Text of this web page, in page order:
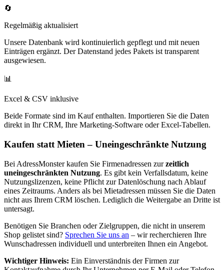
🔄
Regelmäßig aktualisiert
Unsere Datenbank wird kontinuierlich gepflegt und mit neuen
Einträgen ergänzt. Der Datenstand jedes Pakets ist transparent
ausgewiesen.
📊
Excel & CSV inklusive
Beide Formate sind im Kauf enthalten. Importieren Sie die Daten
direkt in Ihr CRM, Ihre Marketing-Software oder Excel-Tabellen.
Kaufen statt Mieten – Uneingeschränkte Nutzung
Bei AdressMonster kaufen Sie Firmenadressen zur zeitlich
uneingeschränkten Nutzung. Es gibt kein Verfallsdatum, keine
Nutzungslizenzen, keine Pflicht zur Datenlöschung nach Ablauf
eines Zeitraums. Anders als bei Mietadressen müssen Sie die Daten
nicht aus Ihrem CRM löschen. Lediglich die Weitergabe an Dritte ist
untersagt.
Benötigen Sie Branchen oder Zielgruppen, die nicht in unserem
Shop gelistet sind? Sprechen Sie uns an – wir recherchieren Ihre
Wunschadressen individuell und unterbreiten Ihnen ein Angebot.
Wichtiger Hinweis: Ein Einverständnis der Firmen zur